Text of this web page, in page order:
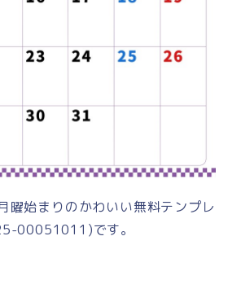
始まりのかわいい無料テンプレ
00051011)です。